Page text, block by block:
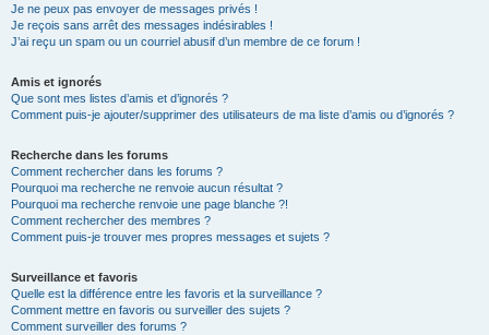
Je ne peux pas envoyer de messages privés !
Je reçois sans arrêt des messages indésirables !
J’ai reçu un spam ou un courriel abusif d’un membre de ce forum !
Amis et ignorés
Que sont mes listes d’amis et d’ignorés ?
Comment puis-je ajouter/supprimer des utilisateurs de ma liste d’amis ou d’ignorés ?
Recherche dans les forums
Comment rechercher dans les forums ?
Pourquoi ma recherche ne renvoie aucun résultat ?
Pourquoi ma recherche renvoie une page blanche ?!
Comment rechercher des membres ?
Comment puis-je trouver mes propres messages et sujets ?
Surveillance et favoris
Quelle est la différence entre les favoris et la surveillance ?
Comment mettre en favoris ou surveiller des sujets ?
Comment surveiller des forums ?